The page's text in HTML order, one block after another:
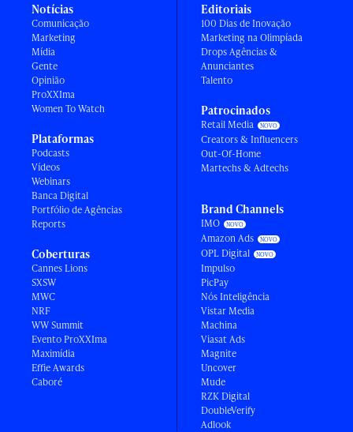
Notícias
Comunicação
Marketing
Mídia
Gente
Opinião
ProXXIma
Women To Watch
Plataformas
Podcasts
Vídeos
Webinars
Banca Digital
Portfólio de Agências
Reports
Coberturas
Cannes Lions
SXSW
MWC
NRF
WW Summit
Evento ProXXIma
Maximídia
Effie Awards
Caboré
Editoriais
100 Dias de Inovação
Marketing na Olimpíada
Drops Agências &
Anunciantes
Talento
Patrocinados
Retail Media
Creators & Influencers
Out-Of-Home
Martechs & Adtechs
Brand Channels
IMO
Amazon Ads
OPL Digital
Impulso
PicPay
Nós Inteligência
Vistar Media
Machina
Viasat Ads
Magnite
Uncover
Mude
RZK Digital
DoubleVerify
Adlook